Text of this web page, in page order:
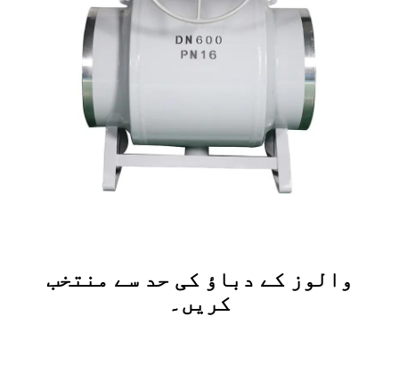
والوز کے دباؤ کی حد سے منتخب
کریں۔